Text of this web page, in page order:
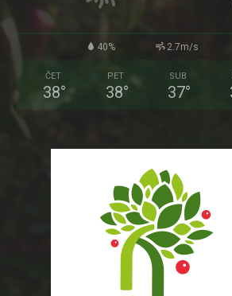
40% 2.7m/s
ČET
38°
PET
38°
SUB
37°